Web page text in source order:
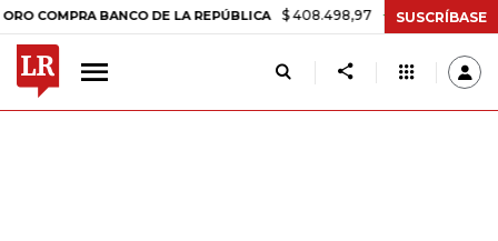
BANCO DE LA REPÚBLICA $ 408.498,97 +$ 8.753,81 +2,19%
SUSCRÍBASE